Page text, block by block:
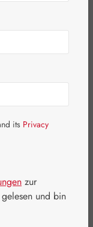
its Privacy
zur
gelesen und bin